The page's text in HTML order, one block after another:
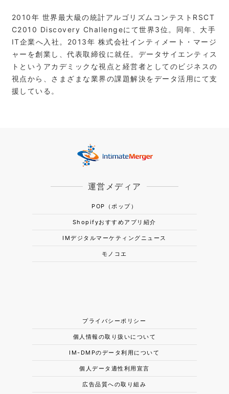
2010年 世界最大級の統計アルゴリズムコンテストRSCT
C2010 Discovery Challengeにて世界3位。同年、大手
IT企業へ入社。2013年 株式会社インティメート・マージ
ャーを創業し、代表取締役に就任。データサイエンティス
トというアカデミックな視点と経営者としてのビジネスの
視点から、さまざまな業界の課題解決をデータ活用にて支
援している。
運営メディア
POP（ポップ）
Shopifyおすすめアプリ紹介
IMデジタルマーケティングニュース
モノコエ
プライバシーポリシー
個人情報の取り扱いについて
IM-DMPのデータ利用について
個人データ適性利用宣言
広告品質への取り組み